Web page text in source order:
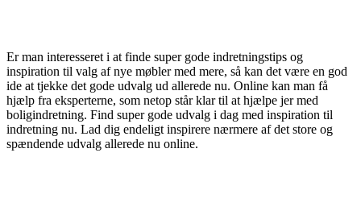
Er man interesseret i at finde super gode indretningstips og
inspiration til valg af nye møbler med mere, så kan det være en god
ide at tjekke det gode udvalg ud allerede nu. Online kan man få
hjælp fra eksperterne, som netop står klar til at hjælpe jer med
boligindretning. Find super gode udvalg i dag med inspiration til
indretning nu. Lad dig endeligt inspirere nærmere af det store og
spændende udvalg allerede nu online.